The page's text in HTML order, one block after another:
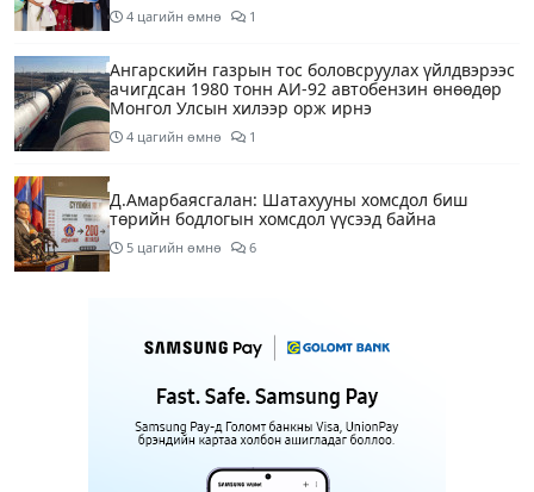
4 цагийн өмнө 1
Ангарскийн газрын тос боловсруулах үйлдвэрээс
ачигдсан 1980 тонн АИ-92 автобензин өнөөдөр
Монгол Улсын хилээр орж ирнэ
4 цагийн өмнө 1
Д.Амарбаясгалан: Шатахууны хомсдол биш
төрийн бодлогын хомсдол үүсээд байна
5 цагийн өмнө 6
23:00 цагаас түр хааж, борооны ус зайлуулах
шугамын хөндлөн сэтэлгээ хийнэ
Нэгдүгээр ангид элсэгчдийн бүртгэлийг энэ
сарын 17-ноос E-Mongolia системээр зохион